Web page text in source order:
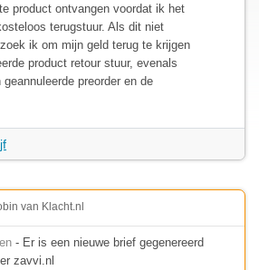
product ontvangen voordat ik het
terugstuur. Als dit niet
ik om mijn geld terug te krijgen
product retour stuur, evenals
preorder en de
van Klacht.nl
- Er is een nieuwe brief gegenereerd
zavvi.nl